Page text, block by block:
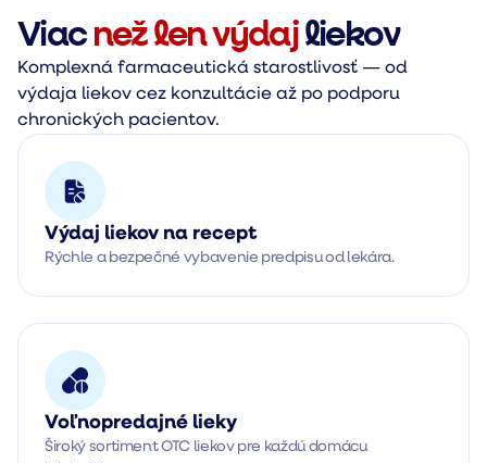
Viacnež len výdajliekov
Komplexná farmaceutická starostlivosť — od
výdaja liekov cez konzultácie až po podporu
chronických pacientov.
Výdaj liekov na recept
Rýchle a bezpečné vybavenie predpisu od lekára.
Voľnopredajné lieky
Široký sortiment OTC liekov pre každú domácu